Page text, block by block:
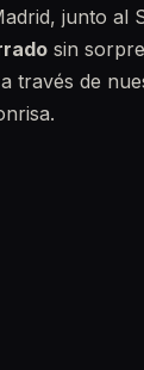
junto al
sin
través de